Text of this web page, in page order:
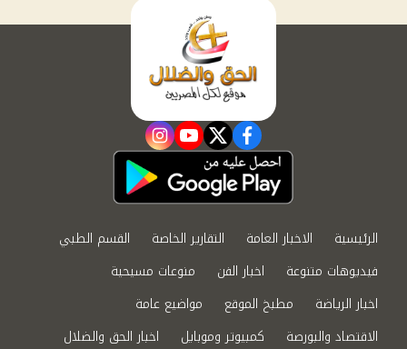
facebook
twitter
youtube
instagram
الرئيسية الاخبار العامة التقارير الخاصة
القسم الطبي
فيديوهات متنوعة
اخبار الفن
منوعات مسيحية
اخبار الرياضة
مطبخ الموقع
مواضيع عامة
الاقتصاد والبورصة
كمبيوتر وموبايل اخبار الحق والضلال